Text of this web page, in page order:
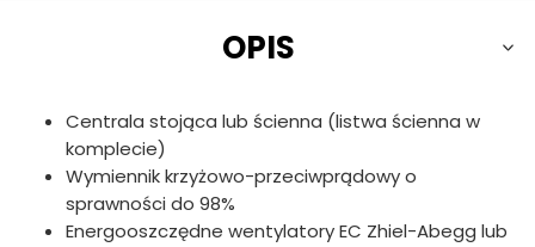
OPIS
Centrala stojąca lub ścienna (listwa ścienna w
komplecie)
Wymiennik krzyżowo-przeciwprądowy o
sprawności do 98%
Energooszczędne wentylatory EC Zhiel-Abegg lub